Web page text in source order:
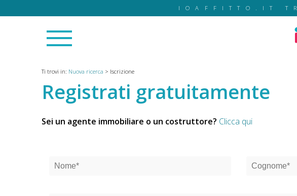
IOAFFITTO.IT
Ti trovi in: Nuova ricerca > Iscrizione
Registrati gratuitamente
Sei un agente immobiliare o un costruttore? Clicca qui